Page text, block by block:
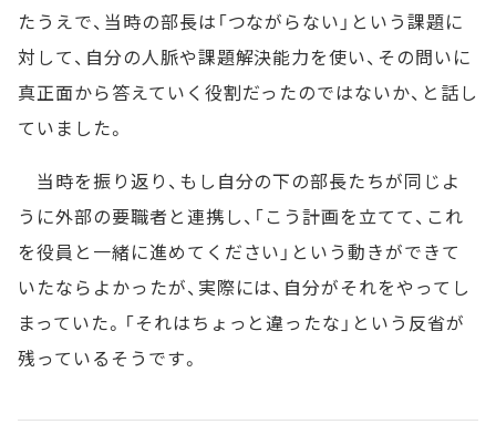
たうえで、当時の部長は「つながらない」という課題に
対して、自分の人脈や課題解決能力を使い、その問いに
真正面から答えていく役割だったのではないか、と話し
ていました。
当時を振り返り、もし自分の下の部長たちが同じよ
うに外部の要職者と連携し、「こう計画を立てて、これ
を役員と一緒に進めてください」という動きができて
いたならよかったが、実際には、自分がそれをやってし
まっていた。「それはちょっと違ったな」という反省が
残っているそうです。